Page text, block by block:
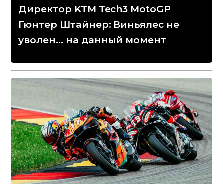
Директор KTM Tech3 MotoGP
Гюнтер Штайнер: Виньялес не
уволен... на данный момент